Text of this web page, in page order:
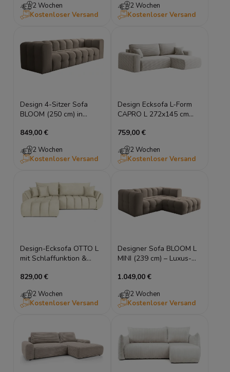
2 Wochen
Kostenloser Versand
2 Wochen
Kostenloser Versand
Design 4-Sitzer Sofa
BLOOM (250 cm) in
849,00 €
2 Wochen
Kostenloser Versand
Design Ecksofa L-Form
CAPRO L 272x145 cm
Schlaffunktion &
Poso / Webstoff Verita
759,00 €
2 Wochen
Kostenloser Versand
Design-Ecksofa OTTO L
mit Schlaffunktion &
Stepp-Design, Universell
montierbar
829,00 €
2 Wochen
Kostenloser Versand
Designer Sofa BLOOM L
MINI (239 cm) – Luxus-
Design
1.049,00 €
2 Wochen
Kostenloser Versand